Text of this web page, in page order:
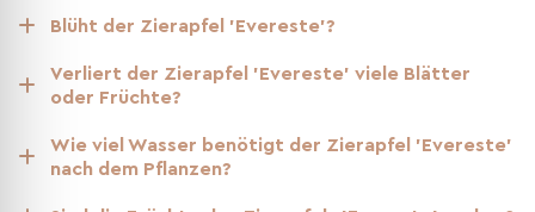
Spalierbäume
Bäume nach bedarf
Blüht der Zierapfel 'Evereste'?
Verliert der Zierapfel 'Evereste' viele Blätter
oder Früchte?
Wie viel Wasser benötigt der Zierapfel 'Evereste'
nach dem Pflanzen?